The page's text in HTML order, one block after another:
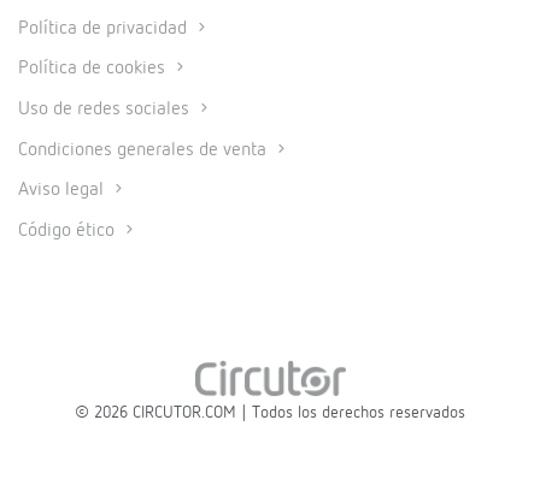
Política de privacidad
Política de cookies
Uso de redes sociales
Condiciones generales de venta
Aviso legal
Código ético
© 2026 CIRCUTOR.COM | Todos los derechos reservados